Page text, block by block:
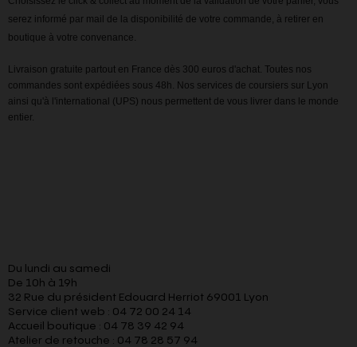
serez informé par mail de la disponibilité de votre commande, à retirer en
boutique à votre convenance.
Livraison gratuite partout en France dès 300 euros d'achat. Toutes nos
commandes sont expédiées sous 48h. Nos services de coursiers sur Lyon
ainsi qu'à l'international (UPS) nous permettent de vous livrer dans le monde
entier.
Du lundi au samedi
De 10h à 19h
32 Rue du président Edouard Herriot 69001 Lyon
Service client web : 04 72 00 24 14
Accueil boutique : 04 78 39 42 94
Atelier de retouche : 04 78 28 57 94